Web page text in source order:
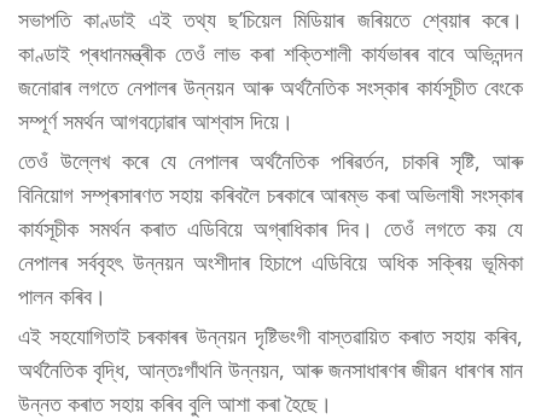
সভাপতি কাণ্ডাই এই তথ্য ছ’চিয়েল মিডিয়াৰ জৰিয়তে শ্বেয়াৰ কৰে।
কাণ্ডাই প্ৰধানমন্ত্ৰীক তেওঁ লাভ কৰা শক্তিশালী কাৰ্যভাৰৰ বাবে অভিনন্দন
জনোৱাৰ লগতে নেপালৰ উন্নয়ন আৰু অৰ্থনৈতিক সংস্কাৰ কাৰ্যসূচীত বেংকে
সম্পূৰ্ণ সমৰ্থন আগবঢ়োৱাৰ আশ্বাস দিয়ে।
তেওঁ উল্লেখ কৰে যে নেপালৰ অৰ্থনৈতিক পৰিৱৰ্তন, চাকৰি সৃষ্টি, আৰু
বিনিয়োগ সম্প্ৰসাৰণত সহায় কৰিবলৈ চৰকাৰে আৰম্ভ কৰা অভিলাষী সংস্কাৰ
কাৰ্যসূচীক সমৰ্থন কৰাত এডিবিয়ে অগ্ৰাধিকাৰ দিব। তেওঁ লগতে কয় যে
নেপালৰ সৰ্ববৃহৎ উন্নয়ন অংশীদাৰ হিচাপে এডিবিয়ে অধিক সক্ৰিয় ভূমিকা
পালন কৰিব।
এই সহযোগিতাই চৰকাৰৰ উন্নয়ন দৃষ্টিভংগী বাস্তৱায়িত কৰাত সহায় কৰিব,
অৰ্থনৈতিক বৃদ্ধি, আন্তঃগাঁথনি উন্নয়ন, আৰু জনসাধাৰণৰ জীৱন ধাৰণৰ মান
উন্নত কৰাত সহায় কৰিব বুলি আশা কৰা হৈছে।